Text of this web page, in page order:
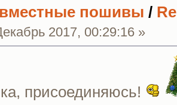
пошивы /
2017, 00:29:16 »
присоединяюсь!